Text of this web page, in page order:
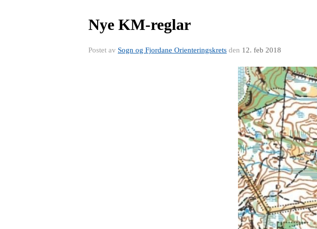
Nye KM-reglar
Postet av Sogn og Fjordane Orienteringskrets den 12. feb 2018